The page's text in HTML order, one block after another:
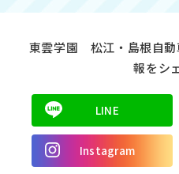
東雲学園 松江・島根自動
報をシ
LINE
Instagram